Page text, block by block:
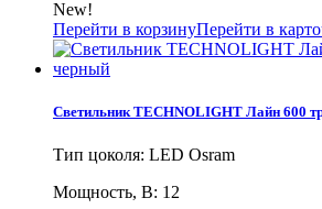
New!
Перейти в корзинуПерейти в
Светильник TECHNOLIGHT Лайн 600
Тип цоколя: LED Osram
Мощность, В: 12